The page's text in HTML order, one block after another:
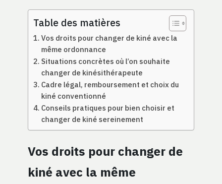
Table des matières
Vos droits pour changer de kiné avec la
même ordonnance
Situations concrètes où l’on souhaite
changer de kinésithérapeute
Cadre légal, remboursement et choix du
kiné conventionné
Conseils pratiques pour bien choisir et
changer de kiné sereinement
Vos droits pour changer de
kiné avec la même